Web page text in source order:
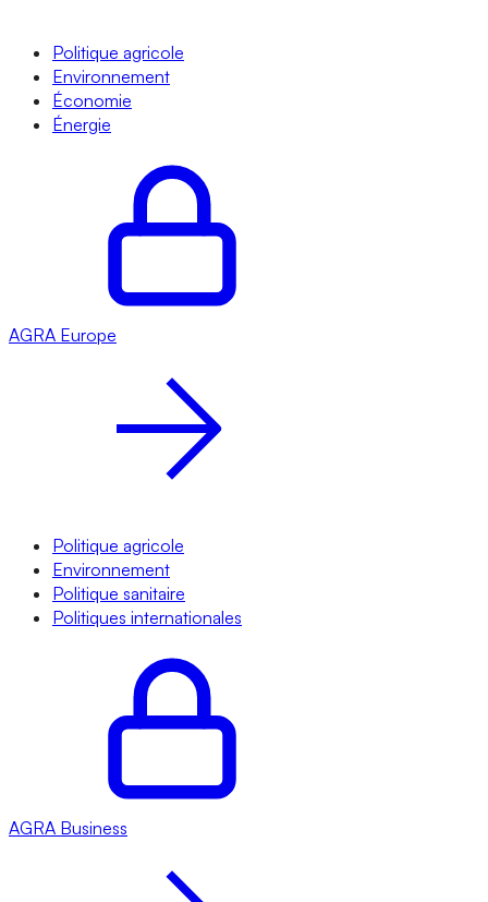
Politique agricole
Environnement
Économie
Énergie
AGRA Europe
Politique agricole
Environnement
Politique sanitaire
Politiques internationales
AGRA Business